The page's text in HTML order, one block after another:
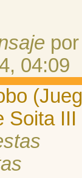
04:09
Soita III